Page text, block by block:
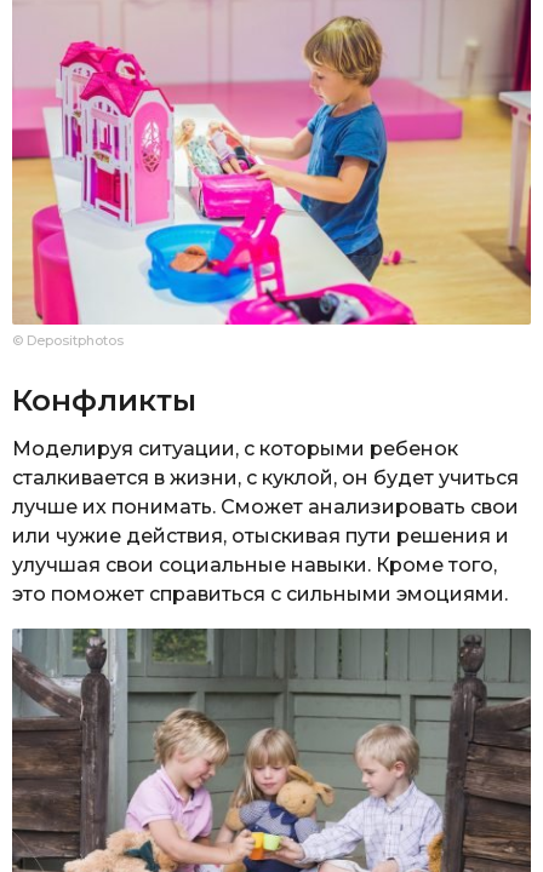
© Depositphotos
Конфликты
Моделируя ситуации, с которыми ребенок
сталкивается в жизни, с куклой, он будет учиться
лучше их понимать. Сможет анализировать свои
или чужие действия, отыскивая пути решения и
улучшая свои социальные навыки. Кроме того,
это поможет справиться с сильными эмоциями.